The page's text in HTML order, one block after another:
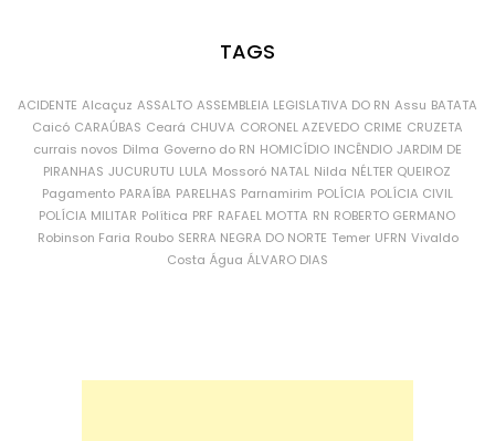
TAGS
ACIDENTE Alcaçuz ASSALTO ASSEMBLEIA LEGISLATIVA DO RN Assu BATATA
Caicó CARAÚBAS Ceará CHUVA CORONEL AZEVEDO CRIME CRUZETA
currais novos Dilma Governo do RN HOMICÍDIO INCÊNDIO JARDIM DE
PIRANHAS JUCURUTU LULA Mossoró NATAL Nilda NÉLTER QUEIROZ
Pagamento PARAÍBA PARELHAS Parnamirim POLÍCIA POLÍCIA CIVIL
POLÍCIA MILITAR Política PRF RAFAEL MOTTA RN ROBERTO GERMANO
Robinson Faria Roubo SERRA NEGRA DO NORTE Temer UFRN Vivaldo
Costa Água ÁLVARO DIAS